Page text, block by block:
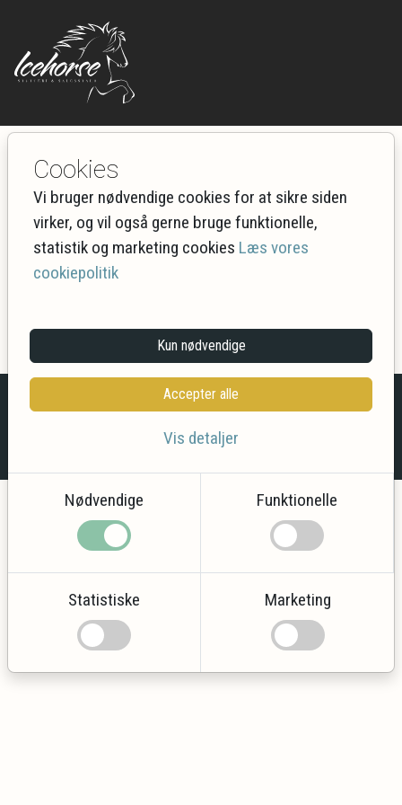
Cookies
Vi bruger nødvendige cookies for at sikre siden
virker, og vil også gerne bruge funktionelle,
statistik og marketing cookies Læs vores
cookiepolitik
Kun nødvendige
Accepter alle
Vis detaljer
Nødvendige Funktionelle
Statistiske Marketing
Ikke fundet (404)
Siden kan være slettet eller flyttet
Ret dine cookie valg
Flex4B by Flex4Business